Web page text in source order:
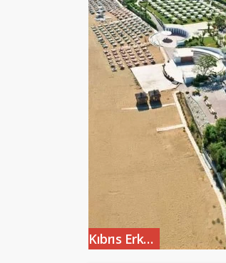
Kıbrıs Erken Rezervasyon